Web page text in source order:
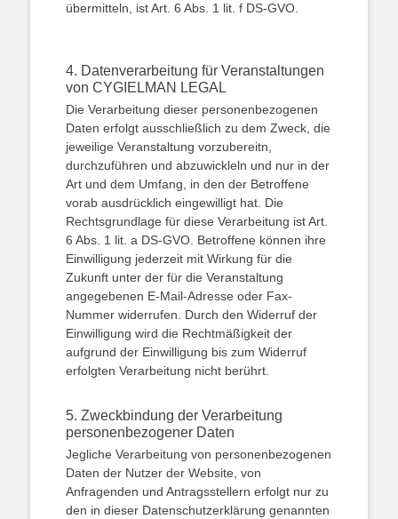
übermitteln, ist Art. 6 Abs. 1 lit. f DS-GVO.
4. Datenverarbeitung für Veranstaltungen
von CYGIELMAN LEGAL
Die Verarbeitung dieser personenbezogenen
Daten erfolgt ausschließlich zu dem Zweck, die
jeweilige Veranstaltung vorzubereitn,
durchzuführen und abzuwickleln und nur in der
Art und dem Umfang, in den der Betroffene
vorab ausdrücklich eingewilligt hat. Die
Rechtsgrundlage für diese Verarbeitung ist Art.
6 Abs. 1 lit. a DS-GVO. Betroffene können ihre
Einwilligung jederzeit mit Wirkung für die
Zukunft unter der für die Veranstaltung
angegebenen E-Mail-Adresse oder Fax-
Nummer widerrufen. Durch den Widerruf der
Einwilligung wird die Rechtmäßigkeit der
aufgrund der Einwilligung bis zum Widerruf
erfolgten Verarbeitung nicht berührt.
5. Zweckbindung der Verarbeitung
personenbezogener Daten
Jegliche Verarbeitung von personenbezogenen
Daten der Nutzer der Website, von
Anfragenden und Antragsstellern erfolgt nur zu
den in dieser Datenschutzerklärung genannten